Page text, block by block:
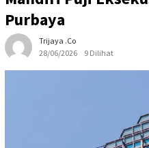
Purbaya
Trijaya .co
28/06/2026
9 Dilihat